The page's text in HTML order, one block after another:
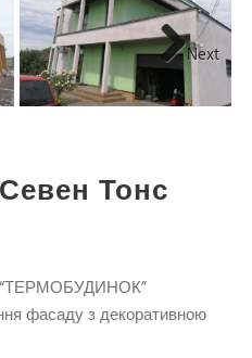
Next
Тонс
“ТЕРМОБУДИНОК”
фасаду з декоративною